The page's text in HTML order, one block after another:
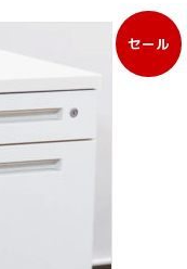
セール
販
売